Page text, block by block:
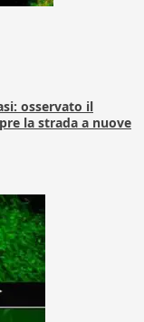
osservato il
la strada a nuove